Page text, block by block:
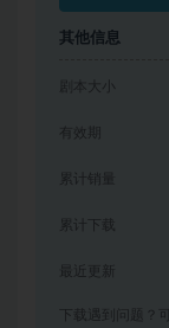
其他信息
剧本大小
有效期
累计销量
累计下载
下载遇到问题？